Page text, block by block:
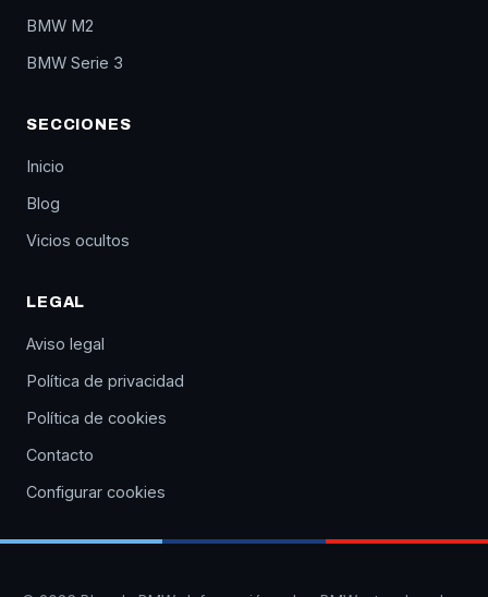
BMW M2
BMW Serie 3
SECCIONES
Inicio
Blog
Vicios ocultos
LEGAL
Aviso legal
Política de privacidad
Política de cookies
Contacto
Configurar cookies